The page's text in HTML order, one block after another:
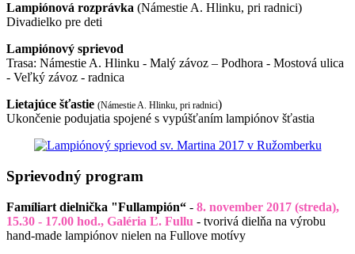
Lampiónová rozprávka (Námestie A. Hlinku, pri radnici)
Divadielko pre deti
Lampiónový sprievod
Trasa: Námestie A. Hlinku - Malý závoz – Podhora - Mostová ulica
- Veľký závoz - radnica
Lietajúce šťastie (Námestie A. Hlinku, pri radnici)
Ukončenie podujatia spojené s vypúšťaním lampiónov šťastia
Sprievodný program
Famíliart dielnička "Fullampión“ - 8. november 2017 (streda),
15.30 - 17.00 hod., Galéria Ľ. Fullu - tvorivá dielňa na výrobu
hand-made lampiónov nielen na Fullove motívy